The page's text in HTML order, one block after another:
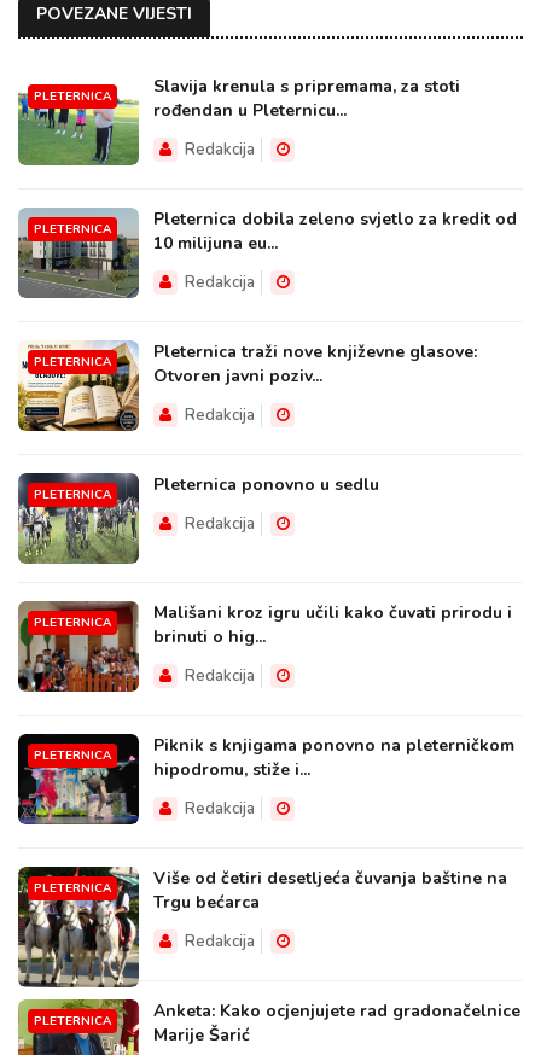
POVEZANE VIJESTI
PLETERNICA
Slavija krenula s pripremama, za stoti
rođendan u Pleternicu...
Redakcija
PLETERNICA
Pleternica dobila zeleno svjetlo za kredit od
10 milijuna eu...
Redakcija
PLETERNICA
Pleternica traži nove književne glasove:
Otvoren javni poziv...
Redakcija
PLETERNICA Pleternica ponovno u sedlu
Redakcija
PLETERNICA
Mališani kroz igru učili kako čuvati prirodu i
brinuti o hig...
Redakcija
PLETERNICA
Piknik s knjigama ponovno na pleterničkom
hipodromu, stiže i...
Redakcija
PLETERNICA
Više od četiri desetljeća čuvanja baštine na
Trgu bećarca
Redakcija
PLETERNICA
Anketa: Kako ocjenjujete rad gradonačelnice
Marije Šarić